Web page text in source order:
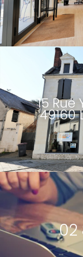
15
49160
02